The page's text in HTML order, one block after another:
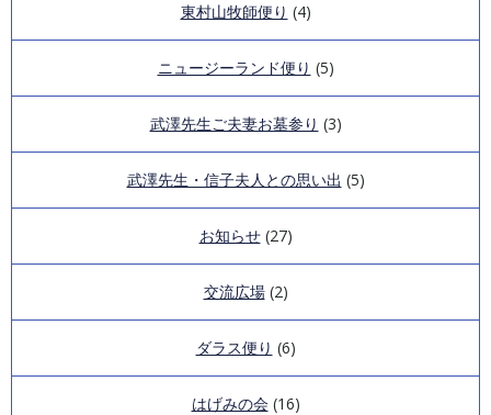
会報「はげみ」第6号
会報「はげみ」第5号
会報「はげみ」第4号
会報「はげみ」第3号
会報「はげみ」第2号
会報「はげみ」第1号
講演録第2回
講演録第1回
東村山牧師便り (4)
ニュージーランド便り (5)
武澤先生ご夫妻お墓参り (3)
武澤先生・信子夫人との思い出 (5)
お知らせ(27)
交流広場(2)
ダラス便り (6)
はげみの会(16)